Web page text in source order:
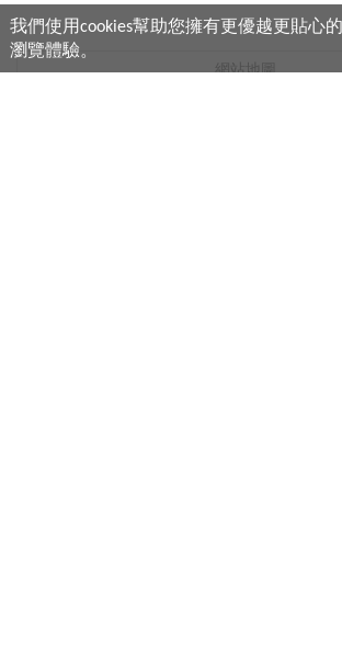
網站地圖
我們使用cookies幫助您擁有更優越更貼心的
瀏覽體驗。